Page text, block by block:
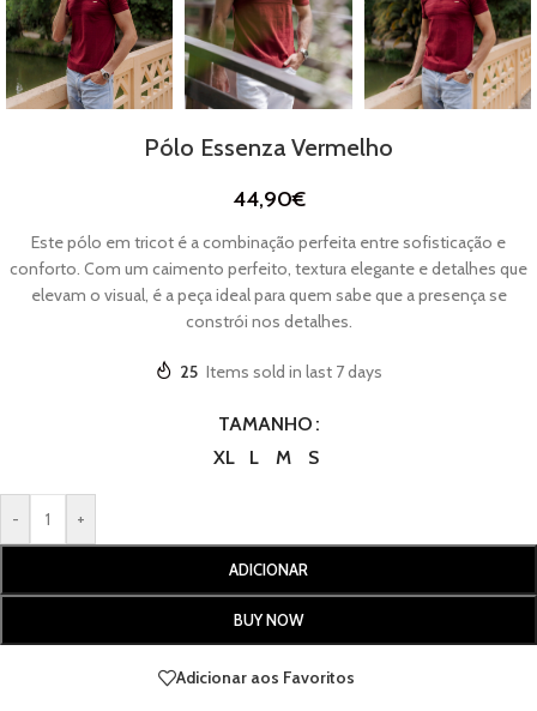
Pólo Essenza Vermelho
44,90€
Este pólo em tricot é a combinação perfeita entre sofisticação e
conforto. Com um caimento perfeito, textura elegante e detalhes que
elevam o visual, é a peça ideal para quem sabe que a presença se
constrói nos detalhes.
25 Items sold in last 7 days
TAMANHO
XL
L M S
- +
ADICIONAR
BUY NOW
Adicionar aos Favoritos